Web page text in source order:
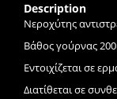
Description
Νεροχύτης
Βάθος γούρνας
Εντοιχίζεται σε
Διατίθεται σε